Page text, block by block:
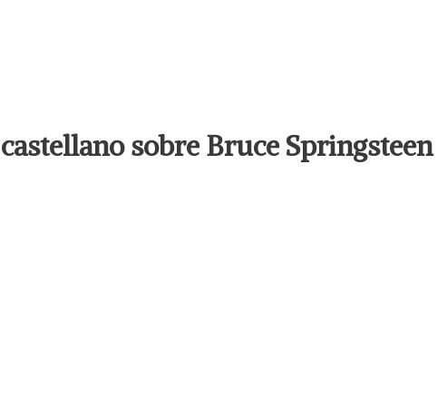
sobre Bruce Springsteen